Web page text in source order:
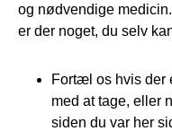
og nødvendige
er der noget, du selv
Fortæl os hvis der
med at tage, eller
siden du var her